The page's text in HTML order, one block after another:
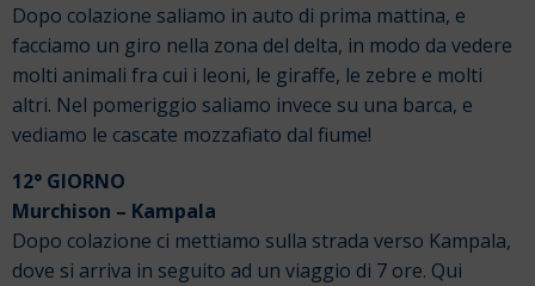
Dopo colazione saliamo in auto di prima mattina, e
facciamo un giro nella zona del delta, in modo da vedere
molti animali fra cui i leoni, le giraffe, le zebre e molti
altri. Nel pomeriggio saliamo invece su una barca, e
vediamo le cascate mozzafiato dal fiume!
12° GIORNO
Murchison – Kampala
Dopo colazione ci mettiamo sulla strada verso Kampala,
dove si arriva in seguito ad un viaggio di 7 ore. Qui